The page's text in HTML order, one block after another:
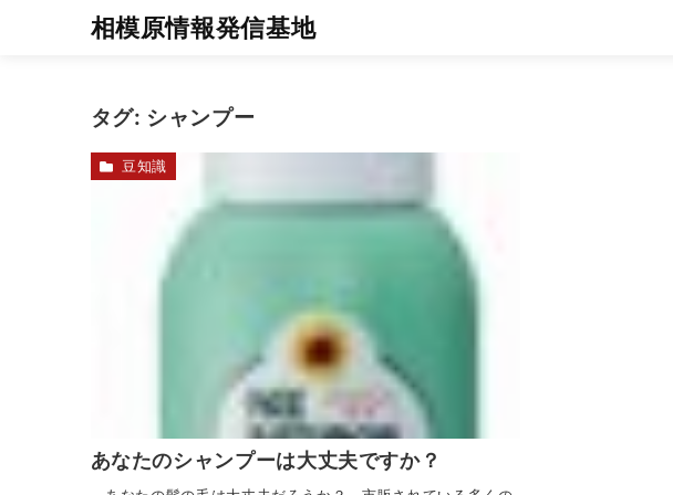
相模原情報発信基地
タグ: シャンプー
あなたのシャンプーは大丈夫ですか？
豆知識